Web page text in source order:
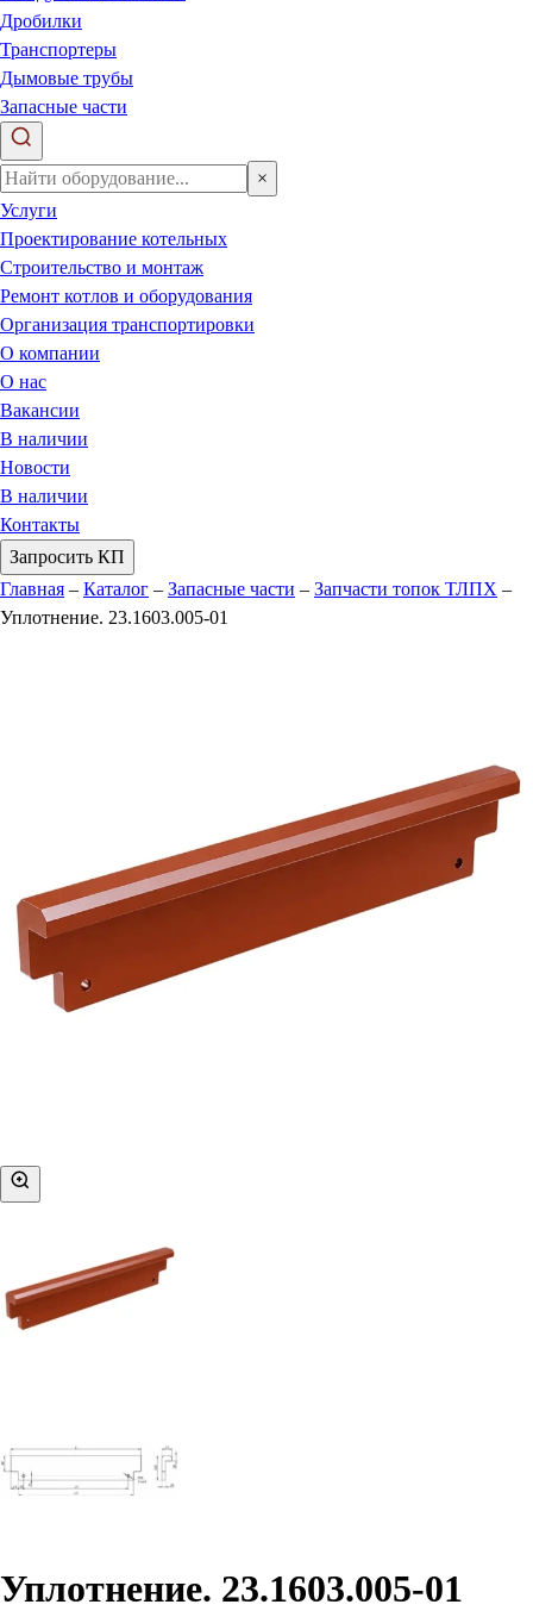
Дробилки
Транспортеры
Дымовые трубы
Запасные части
×
Услуги
Проектирование котельных
Строительство и монтаж
Ремонт котлов и оборудования
Организация транспортировки
О компании
О нас
Вакансии
В наличии
Новости
В наличии
Контакты
Запросить КП
Главная – Каталог – Запасные части – Запчасти топок ТЛПХ –
Уплотнение. 23.1603.005-01
Уплотнение. 23.1603.005-01